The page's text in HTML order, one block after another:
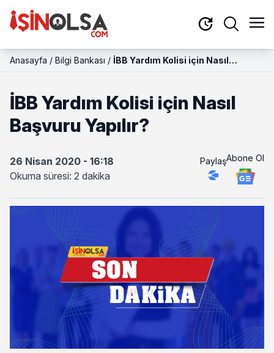
Anasayfa / Bilgi Bankası / İBB Yardım Kolisi için Nasıl
İBB Yardım Kolisi için Nasıl
Başvuru Yapılır?
26 Nisan 2020 - 16:18
Okuma süresi: 2 dakika
PaylaşAbone Ol